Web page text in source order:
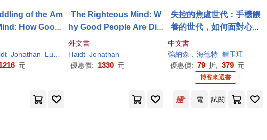
Cynthia Yuan
of the Am
How Good I
and Bad Ideas
Up a Genera
for Failure
Jonathan
Lukianoff
元
The Righteous Mind: W
hy Good People Are Divi
ded by Politics and Reli
gion
外文書
Haidt Jonathan
優惠價: 1330 元
失控的焦慮世代：手機餵
養的世代，如何面對心理
中文書
強納森．海德特 鍾玉玨
優惠價: 79 折, 379 元
博客來選書
電 試閱